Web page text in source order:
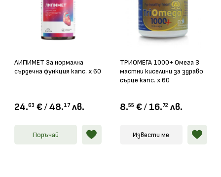
ЛИПИМЕТ За нормална
сърдечна функция капс. х 60
24.63 € / 48.17 лв.
Поръчай
ТРИОМЕГА 1000+ Омега 3
мастни киселини за здраво
сърце капс. х 60
8.55 € / 16.72 лв.
Извести ме